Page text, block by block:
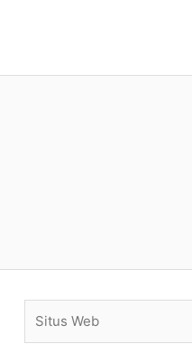
Web